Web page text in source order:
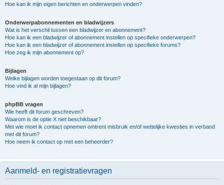
Hoe kan ik mijn eigen berichten en onderwerpen vinden?
Onderwerpabonnementen en bladwijzers
Wat is het verschil tussen een bladwijzer en abonnement?
Hoe kan ik een bladwijzer of abonnement instellen op specifieke onderwerpen?
Hoe kan ik een bladwijzer of abonnement instellen op specifieke forums?
Hoe zeg ik mijn abonnement op?
Bijlagen
Welke bijlagen worden toegestaan op dit forum?
Hoe vind ik al mijn bijlagen?
phpBB vragen
Wie heeft dit forum geschreven?
Waarom is de optie X niet beschikbaar?
Met wie moet ik contact opnemen omtrent misbruik en/of wettelijke kwesties in verband
met dit forum?
Hoe neem ik contact op met een beheerder?
Aanmeld- en registratievragen